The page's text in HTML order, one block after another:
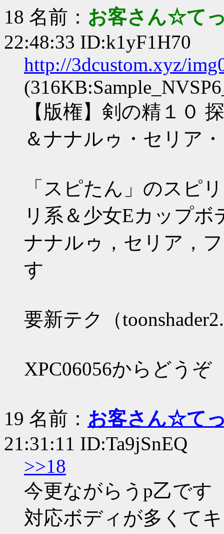
18 名前： お客さん☆て
22:48:33 ID:k1yF1H70
http://3dcustom.xyz/
【版権】剣の精１０
＆ナナルゥ・セリア
「スピたん」のスピ
リ系＆少女Eカップボ
ナナルゥ，セリア，
す
要新テク（
XPC06056からどうぞ
19 名前： お客さん☆て
21:31:11 ID:Ta9jSnEQ
>>18
今更ながらうp乙です
対応ボディが多くて